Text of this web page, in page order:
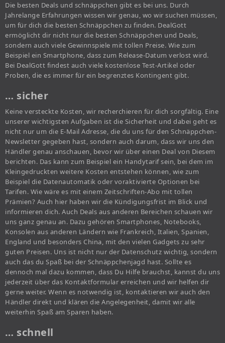
Die besten Deals und schnäppchen gibt es bei uns. Durch
Jahrelange Erfahrungen wissen wir genau, wo wir suchen müssen,
um für dich die besten Schnäppchen zu finden. DealGott
ermöglicht dir nicht nur die besten Schnäppchen und Deals,
sondern auch viele Gewinnspiele mit tollen Preise. Wie zum
Beispiel ein Smartphone, dass zum Release-Datum verlost wird.
Bei DealGott findest auch viele kostenlose Test-Artikel oder
Proben, die es immer für ein begrenztes Kontingent gibt.
… sicher
Keine versteckte Kosten, wir recherchieren für dich sorgfältig. Eine
unserer wichtigsten Aufgaben ist die Sicherheit und dabei geht es
nicht nur um die E-Mail Adresse, die du uns für den Schnäppchen-
Newsletter gegeben hast, sondern auch darum, dass wir uns den
Händler genau anschauen, bevor wir über einen Deal von Diesem
berichten. Das kann zum Beispiel ein Handytarif sein, bei dem im
Kleingedruckten weitere Kosten entstehen können, wie zum
Beispiel die Datenautomatik oder voraktivierte Optionen bei
Tarifen. Wie wäre es mit einem Zeitschriften-Abo mit tollen
Prämien? Auch hier haben wir die Kündigungsfrist im Blick und
informieren dich. Auch Deals aus anderen Bereichen schauen wir
uns ganz genau an. Dazu gehören Smartphones, Notebooks,
Konsolen aus anderen Ländern wie Frankreich, Italien, Spanien,
England und besonders China, mit den vielen Gadgets zu sehr
guten Preisen. Uns ist nicht nur der Datenschutz wichtig, sondern
auch das du Spaß bei der Schnäppchenjagd hast. Sollte es
dennoch mal dazu kommen, dass Du Hilfe brauchst, kannst du uns
jederzeit über das Kontaktformular erreichen und wir helfen dir
gerne weiter. Wenn es notwendig ist, kontaktieren wir auch den
Händler direkt und klären die Angelegenheit, damit wir alle
weiterhin Spaß am Sparen haben.
… schnell